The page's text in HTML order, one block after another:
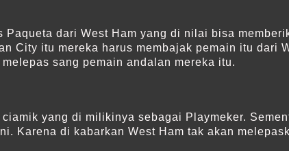
dari West Ham yang di nilai bisa
City itu mereka harus membajak pemain itu dari
sang pemain andalan mereka itu.
yang di milikinya sebagai Playmeker.
Karena di kabarkan West Ham tak akan